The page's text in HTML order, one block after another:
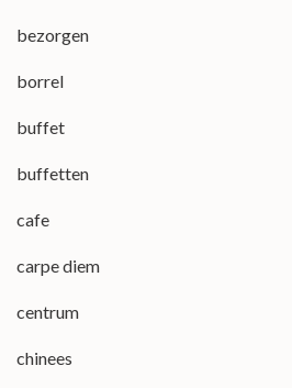
bezorgen
borrel
buffet
buffetten
cafe
carpe diem
centrum
chinees